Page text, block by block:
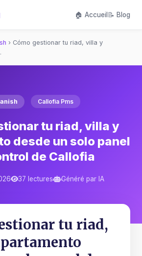
🏠 Accueil📝 Blog
› Cómo gestionar tu riad, villa y
Callofia Pms
tu riad, villa y
desde un solo panel
de Callofia
37 lectures Généré par IA
tu riad,